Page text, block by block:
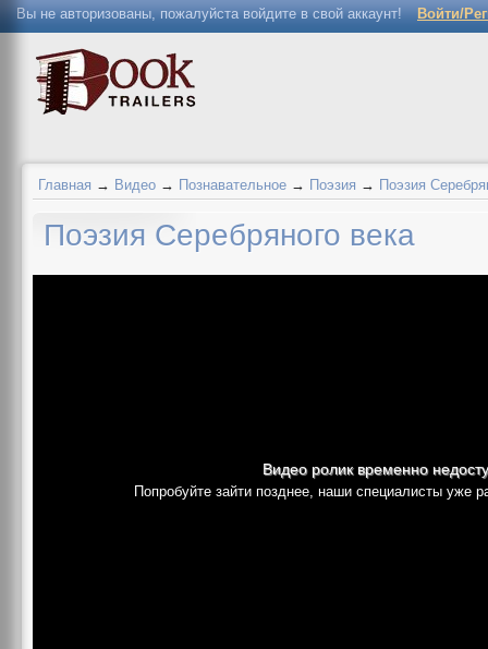
Вы не авторизованы, пожалуйста войдите в свой аккаунт! Войти/
Главная → Видео → Познавательное → Поэзия → Поэзия
Поэзия Серебряного века
Видео ролик временно
Попробуйте зайти позднее, наши специалисты уже